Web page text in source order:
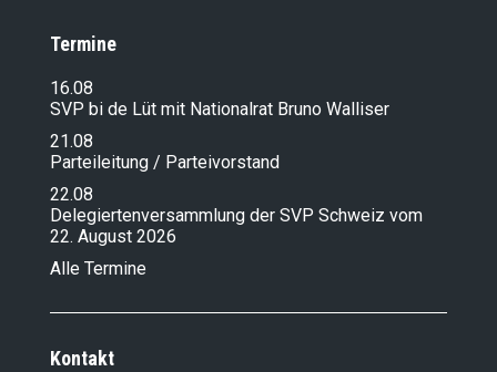
Termine
16.08
SVP bi de Lüt mit Nationalrat Bruno Walliser
21.08
Parteileitung / Parteivorstand
22.08
Delegiertenversammlung der SVP Schweiz vom
22. August 2026
Alle Termine
Kontakt